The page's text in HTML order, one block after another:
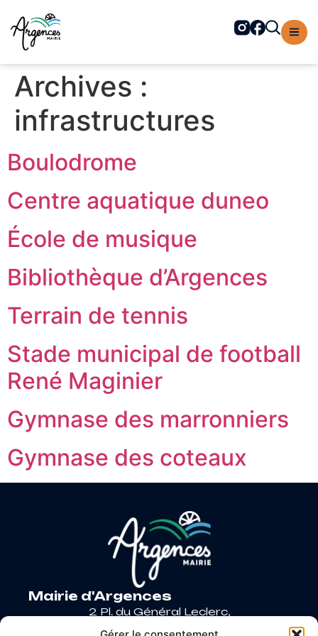
principal
Archives :
infrastructures
Boulodrome
Centre aquatique duneo
École de musique
Bibliothèque d’Argences
Terrain de tennis
Stade municipal de football
René Maginier
Gymnase des marronniers
Gymnase des coteaux
Mairie d'Argences
2 Pl. du Général Leclerc,
14370 Argences